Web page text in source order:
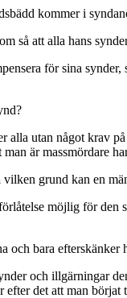
kommer i
så att alla hans
för sina
alla utan något krav
är massmördare
grund kan en
möjlig för den
och bara efterskänker
och illgärningar
det att man börjat